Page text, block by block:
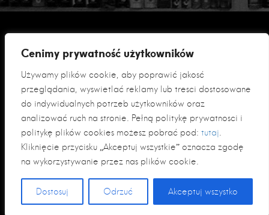
Cenimy prywatność użytkowników
Używamy plików cookie, aby poprawić jakość
przeglądania, wyświetlać reklamy lub treści dostosowane
do indywidualnych potrzeb użytkowników oraz
analizować ruch na stronie. Pełną politykę prywatności i
politykę plików cookies możesz pobrać pod: tutaj.
Kliknięcie przycisku „Akceptuj wszystkie” oznacza zgodę
na wykorzystywanie przez nas plików cookie.
Dostosuj Odrzuć Akceptuj wszystko
© 2026 Fabryka Słów sp. z o. o
Polityka prywatności
Klauzula informacyjna RODO